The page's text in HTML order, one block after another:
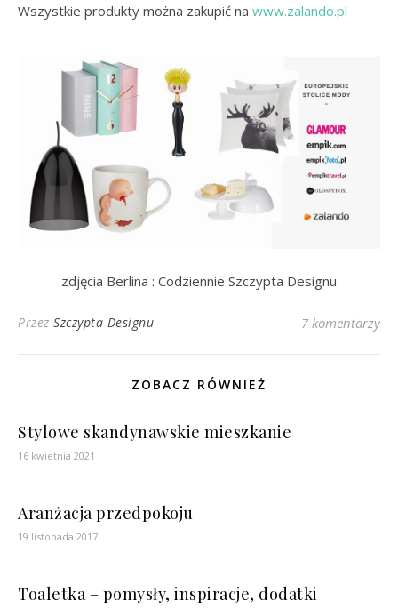
Wszystkie produkty można zakupić na www.zalando.pl
zdjęcia Berlina : Codziennie Szczypta Designu
Przez Szczypta Designu 7 komentarzy
ZOBACZ RÓWNIEŻ
Stylowe skandynawskie mieszkanie
16 kwietnia 2021
Aranżacja przedpokoju
19 listopada 2017
Toaletka – pomysły, inspiracje, dodatki